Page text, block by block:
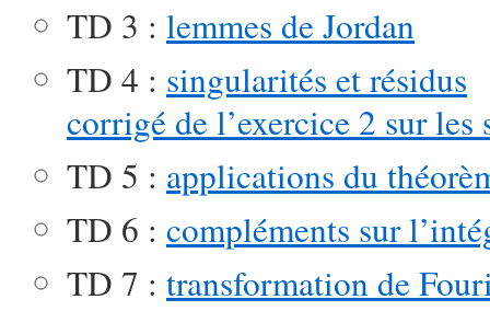
TD 3 : lemmes de Jordan
TD 4 : singularités et résidus
corrigé de l’exercice 2 sur les
TD 5 : applications du
TD 6 : compléments sur
TD 7 : transformation de